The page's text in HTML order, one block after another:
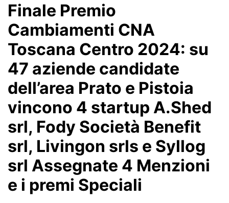
Finale Premio
Cambiamenti CNA
Toscana Centro 2024: su
47 aziende candidate
dell’area Prato e Pistoia
vincono 4 startup A.Shed
srl, Fody Società Benefit
srl, Livingon srls e Syllog
srl Assegnate 4 Menzioni
e i premi Speciali